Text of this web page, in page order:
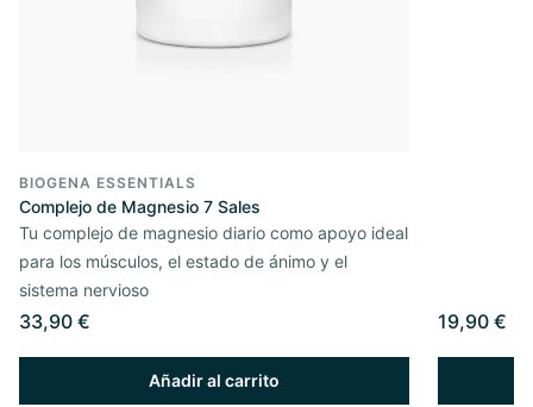
BIOGENA ESSENTIALS
Complejo de Magnesio 7 Sales
Tu complejo de magnesio diario como apoyo ideal
para los músculos, el estado de ánimo y el
sistema nervioso
33,90 €
Añadir al carrito
19,90 €